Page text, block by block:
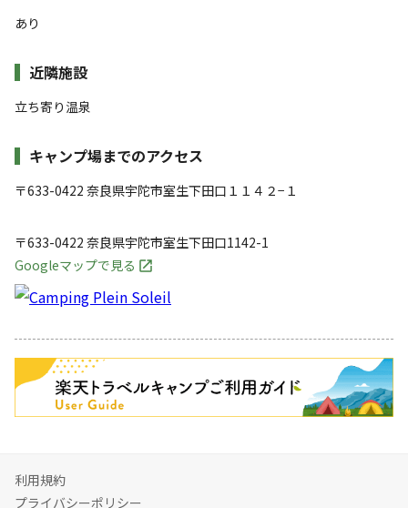
あり
近隣施設
立ち寄り温泉
キャンプ場までのアクセス
〒633-0422 奈良県宇陀市室生下田口１１４２−１
〒633-0422 奈良県宇陀市室生下田口1142-1
Googleマップで見る
キャンペーン
利用規約
プライバシーポリシー